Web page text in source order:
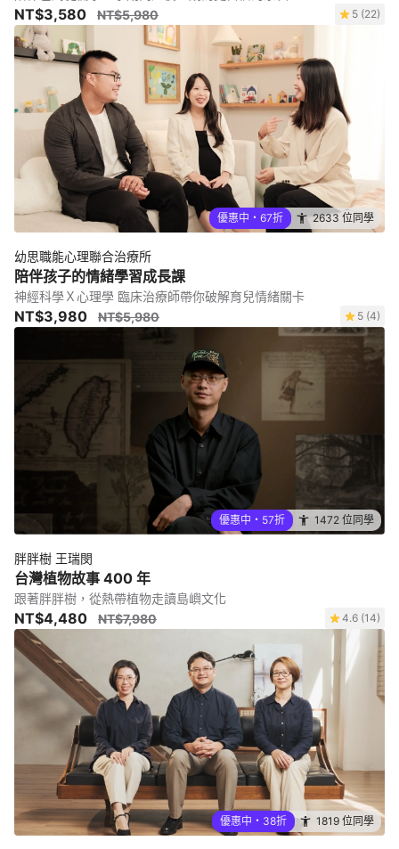
NT$3,580 NT$5,980 5 (22)
優惠中・67折 2633 位同學
幼思職能心理聯合治療所
陪伴孩子的情緒學習成長課
神經科學Ｘ心理學 臨床治療師帶你破解育兒情緒關卡
NT$3,980 NT$5,980 5 (4)
優惠中・57折 1472 位同學
胖胖樹 王瑞閔
台灣植物故事 400 年
跟著胖胖樹，從熱帶植物走讀島嶼文化
NT$4,480 NT$7,980 4.6 (14)
優惠中・38折 1819 位同學